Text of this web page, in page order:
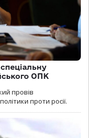
ОПК
провів
проти росії.